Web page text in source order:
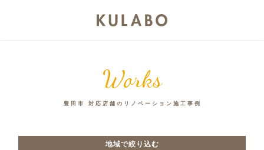
Works
豊田市 対応店舗のリノベーション施工事例
地域で絞り込む